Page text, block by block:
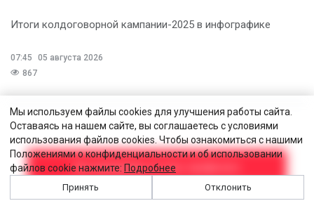
Итоги колдоговорной кампании-2025 в инфографике
07:45
05 августа 2026
867
Все материалы по тегу: профсоюз
Мы используем файлы cookies для улучшения работы сайта.
Оставаясь на нашем сайте, вы соглашаетесь с условиями
использования файлов cookies. Чтобы ознакомиться с нашими
Положениями о конфиденциальности и об использовании
файлов cookie нажмите: Подробнее
Принять Отклонить